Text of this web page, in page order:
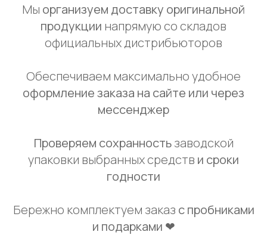
Мы организуем доставку оригинальной
продукции напрямую со складов
официальных дистрибьюторов
Обеспечиваем максимально удобное
оформление заказа на сайте или через
мессенджер
Проверяем сохранностьзаводской
упаковки выбранных средств и сроки
годности
Бережно комплектуем заказ с пробниками
и подарками ❤